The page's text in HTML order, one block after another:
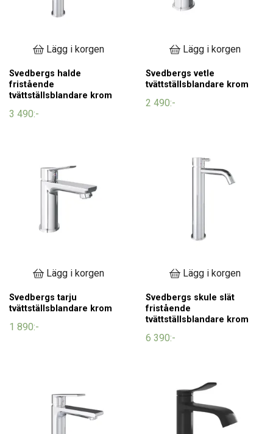
Lägg i korgen
Svedbergs halde
fristående
tvättställsblandare krom
3 490:-
Lägg i korgen
Svedbergs vetle
tvättställsblandare krom
2 490:-
Lägg i korgen
Svedbergs tarju
tvättställsblandare krom
1 890:-
Lägg i korgen
Svedbergs skule slät
fristående
tvättställsblandare krom
6 390:-